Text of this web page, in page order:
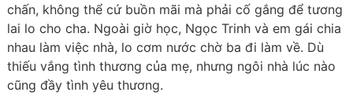
chấn, không thể cứ buồn mãi mà phải cố gắng để tương
lai lo cho cha. Ngoài giờ học, Ngọc Trinh và em gái chia
nhau làm việc nhà, lo cơm nước chờ ba đi làm về. Dù
thiếu vắng tình thương của mẹ, nhưng ngôi nhà lúc nào
cũng đầy tình yêu thương.